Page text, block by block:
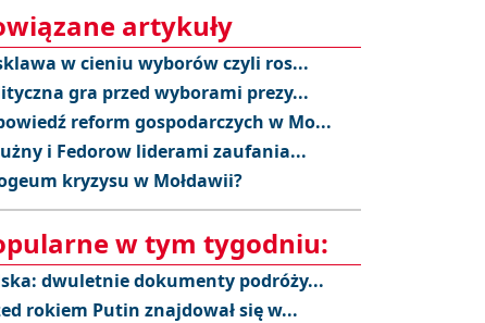
artykuły
w cieniu wyborów czyli ros...
gra przed wyborami prezy...
reform gospodarczych w Mo...
i Fedorow liderami zaufania...
kryzysu w Mołdawii?
w tym tygodniu:
dwuletnie dokumenty podróży...
rokiem Putin znajdował się w...